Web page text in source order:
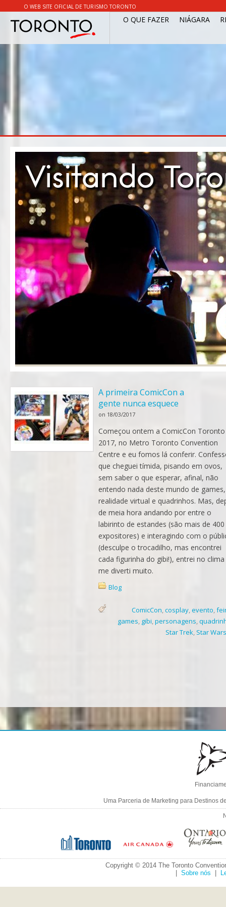
O WEB SITE OFICIAL DE TURISMO TORONTO
O QUE FAZER NIÁGARA
Visitando
A primeira ComicCon a
gente nunca esquece
on 18/03/2017
Começou ontem a ComicCon Toronto
2017, no Metro Toronto Convention
Centre e eu fomos lá conferir.
que cheguei tímida, pisando em ovos,
sem saber o que esperar, afinal, não
entendo nada deste mundo de games,
realidade virtual e quadrinhos. Mas,
de meia hora andando por entre o
labirinto de estandes (são mais de 400
expositores) e interagindo com o
(desculpe o trocadilho, mas encontrei
cada figurinha do gibi!), entrei no
me diverti muito.
Blog
ComicCon,cosplay,evento,
games, gibi,personagens,
Star Trek, Star Wars
Uma Parceria de Marketing para Destinos
Copyright © 2014 The Toronto
Sobre nós